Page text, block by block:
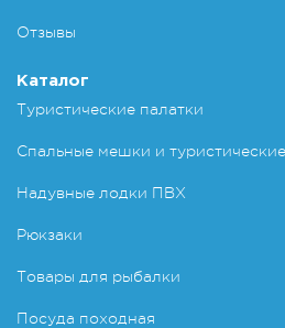
Отзывы
Каталог
Туристические палатки
Спальные мешки и
Надувные лодки ПВХ
Рюкзаки
Товары для рыбалки
Посуда походная